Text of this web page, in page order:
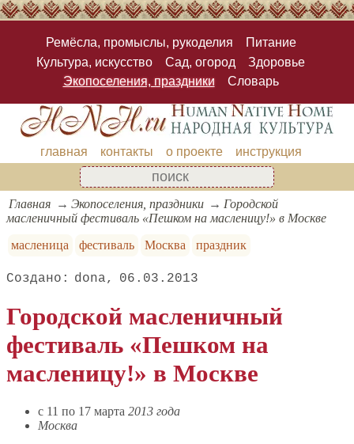
Ремёсла, промыслы, рукоделия
Питание
Культура, искусство
Сад, огород
Здоровье
Экопоселения, праздники
Словарь
главная контакты о проекте инструкция
Главная Экопоселения, праздники
Городской
масленичный фестиваль «Пешком на масленицу!» в Москве
масленица
фестиваль Москва праздник
dona 06.03.2013
Городской масленичный
фестиваль «Пешком на
масленицу!» в Москве
c 11 по 17 марта 2013 года
Москва